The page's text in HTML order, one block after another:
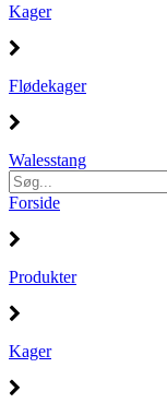
Kager
Flødekager
Walesstang
Forside
Produkter
Kager